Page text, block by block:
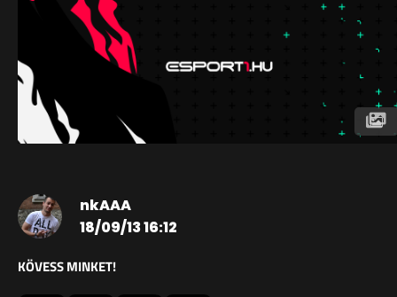
nkAAA
18/09/13 16:12
KÖVESS MINKET!